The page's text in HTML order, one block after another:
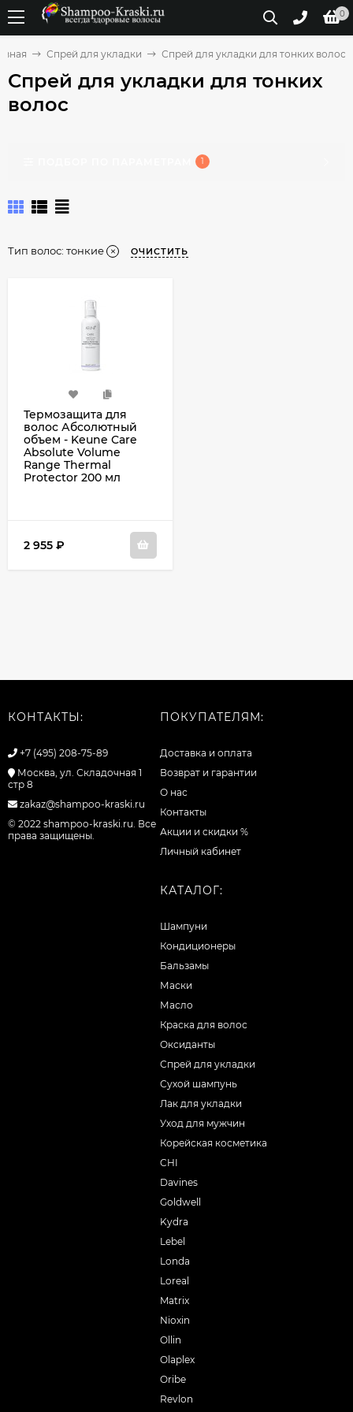
0
Спрей для укладки Спрей для укладки для тонких волос
Спрей для укладки для тонких
волос
1
Тип волос: тонкие ОЧИСТИТЬ
Термозащита для
волос Абсолютный
объем - Keune Сare
Absolute Volume
Range Thermal
Protector 200 мл
2 955 ₽
КОНТАКТЫ:
+7 (495) 208-75-89
Москва, ул. Складочная 1
стр 8
zakaz@shampoo-kraski.ru
© 2022 shampoo-kraski.ru. Все
права защищены.
ПОКУПАТЕЛЯМ:
Доставка и оплата
Возврат и гарантии
О нас
Контакты
Акции и скидки %
Личный кабинет
КАТАЛОГ:
Шампуни
Кондиционеры
Бальзамы
Маски
Масло
Краска для волос
Оксиданты
Спрей для укладки
Сухой шампунь
Лак для укладки
Уход для мужчин
Корейская косметика
CHI
Davines
Goldwell
Kydra
Lebel
Londa
Loreal
Matrix
Nioxin
Ollin
Olaplex
Oribe
Revlon